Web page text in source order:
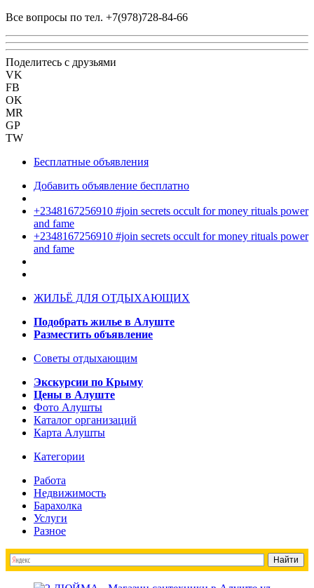
Все вопросы по тел. +7(978)728-84-66
Поделитесь с друзьями
VK
FB
OK
MR
GP
TW
Бесплатные объявления
Добавить объявление бесплатно
+2348167256910 #join secrets occult for money rituals power
and fame
+2348167256910 #join secrets occult for money rituals power
and fame
ЖИЛЬЁ ДЛЯ ОТДЫХАЮЩИХ
Подобрать жилье в Алуште
Разместить объявление
Советы отдыхающим
Экскурсии по Крыму
Цены в Алуште
Фото Алушты
Каталог организаций
Карта Алушты
Категории
Работа
Недвижимость
Барахолка
Услуги
Разное